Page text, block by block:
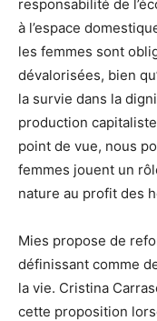
responsabilité de
à l’espace
les femmes sont
dévalorisées, bien
la survie dans la
production
point de vue, nous
femmes jouent un
nature au profit des
Mies propose de
définissant comme
la vie. Cristina
cette proposition